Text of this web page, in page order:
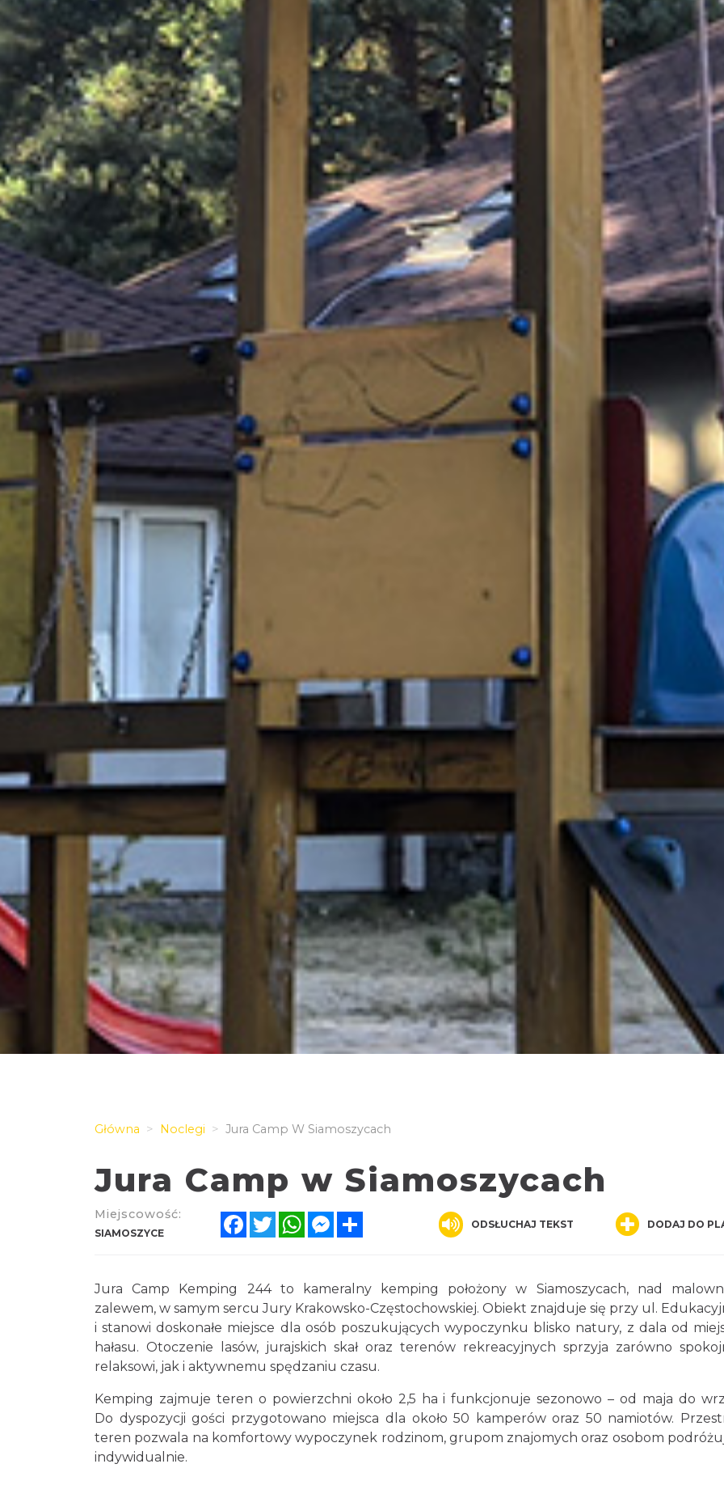
Główna Noclegi Jura Camp W Siamoszycach
Jura Camp w Siamoszycach
Miejscowość:
SIAMOSZYCE
FacebookTwitterWhatsAppMessenger ODSŁUCHAJ TEKST DODAJ DO
Jura Camp Kemping 244 to kameralny kemping położony w Siamoszycach, nad
zalewem, w samym sercu Jury Krakowsko-Częstochowskiej. Obiekt znajduje się przy ul.
i stanowi doskonałe miejsce dla osób poszukujących wypoczynku blisko natury, z dala od
hałasu. Otoczenie lasów, jurajskich skał oraz terenów rekreacyjnych sprzyja zarówno
relaksowi, jak i aktywnemu spędzaniu czasu.
Kemping zajmuje teren o powierzchni około 2,5 ha i funkcjonuje sezonowo – od maja do
Do dyspozycji gości przygotowano miejsca dla około 50 kamperów oraz 50 namiotów.
teren pozwala na komfortowy wypoczynek rodzinom, grupom znajomych oraz osobom
indywidualnie.